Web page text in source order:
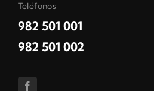
Teléfonos
982 501 001
982 501 002